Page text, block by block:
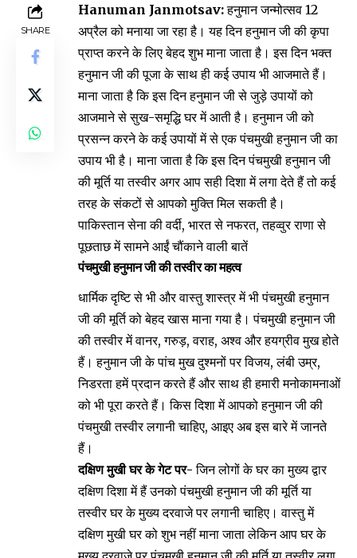
SHARE
Hanuman Janmotsav:हनुमान जन्मोत्सव 12
अप्रैल को मनाया जा रहा है। यह दिन हनुमान जी की कृपा
प्राप्त करने के लिए बेहद शुभ माना जाता है। इस दिन भक्त
हनुमान जी की पूजा के साथ ही कई उपाय भी आजमाते हैं।
माना जाता है कि इस दिन हनुमान जी से जुड़े उपायों को
आजमाने से सुख-समृद्धि घर में आती है। हनुमान जी को
प्रसन्न करने के कई उपायों में से एक पंचमुखी हनुमान जी का
उपाय भी है। माना जाता है कि इस दिन पंचमुखी हनुमान जी
की मूर्ति या तस्वीर अगर आप सही दिशा में लगा देते हैं तो कई
तरह के संकटों से आपको मुक्ति मिल सकती है।
पाकिस्तान सेना की वर्दी, भारत से नफरत, तहव्वुर राणा से
पूछताछ में सामने आईं चौंकाने वाली बातें
पंचमुखी हनुमान जी की तस्वीर का महत्व
धार्मिक दृष्टि से भी और वास्तु शास्त्र में भी पंचमुखी हनुमान
जी की मूर्ति को बेहद खास माना गया है। पंचमुखी हनुमान जी
की तस्वीर में वानर, गरुड़, वराह, अश्व और हयग्रीव मुख होते
हैं। हनुमान जी के पांच मुख दुश्मनों पर विजय, लंबी उम्र,
निडरता हमें प्रदान करते हैं और साथ ही हमारी मनोकामनाओं
को भी पूरा करते हैं। किस दिशा में आपको हनुमान जी की
पंचमुखी तस्वीर लगानी चाहिए, आइए अब इस बारे में जानते
हैं।
दक्षिण मुखी घर के गेट पर- जिन लोगों के घर का मुख्य द्वार
दक्षिण दिशा में हैं उनको पंचमुखी हनुमान जी की मूर्ति या
तस्वीर घर के मुख्य दरवाजे पर लगानी चाहिए। वास्तु में
दक्षिण मुखी घर को शुभ नहीं माना जाता लेकिन आप घर के